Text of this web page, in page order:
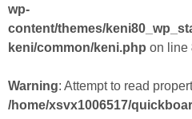
wp-
content/themes/
keni/common/keni.php on line
Warning: Attempt to read
/home/xsvx1006517/